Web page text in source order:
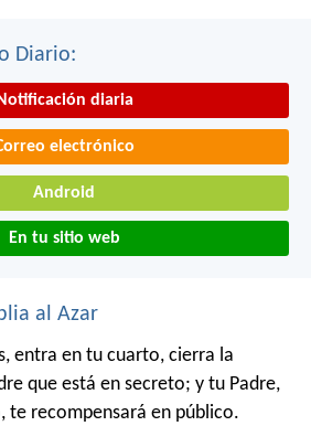
Diario:
diaria
electrónico
Android
En tu sitio web
al Azar
entra en tu cuarto, cierra la
que está en secreto; y tu Padre,
te recompensará en público.